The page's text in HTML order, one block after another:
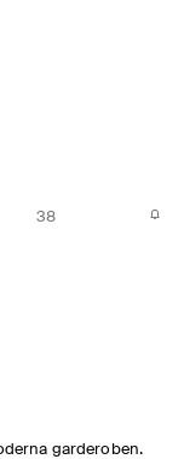
38
garderoben.